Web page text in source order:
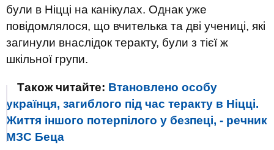
були в Ніцці на канікулах. Однак уже
повідомлялося, що вчителька та дві учениці, які
загинули внаслідок теракту, були з тієї ж
шкільної групи.
Також читайте: Втановлено особу
українця, загиблого під час теракту в Ніцці.
Життя іншого потерпілого у безпеці, - речник
МЗС Беца